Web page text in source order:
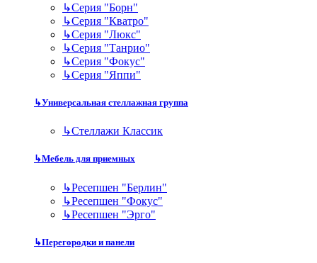
↳Серия "Борн"
↳Серия "Кватро"
↳Серия "Люкс"
↳Серия "Танрио"
↳Серия "Фокус"
↳Серия "Яппи"
↳Универсальная стеллажная группа
↳Стеллажи Классик
↳Мебель для приемных
↳Ресепшен "Берлин"
↳Ресепшен "Фокус"
↳Ресепшен "Эрго"
↳Перегородки и панели